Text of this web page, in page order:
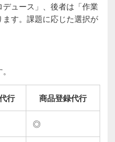
ュース」、後者は「作業
す。課題に応じた選択が
行 商品登録代行
◎